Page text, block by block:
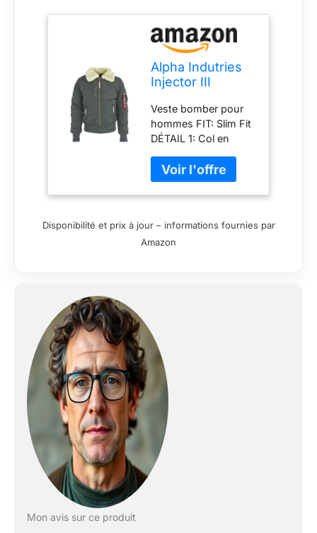
Alpha Indutries
Injector III
pour Homme
Greyblack
Veste bomber pour
hommes FIT: Slim Fit
DÉTAIL 1: Col en
véritable DÉTAIL 2:
Manchette imprimée
Disponibilité et prix à jour – informations fournies par
Amazon
Mon avis sur ce produit